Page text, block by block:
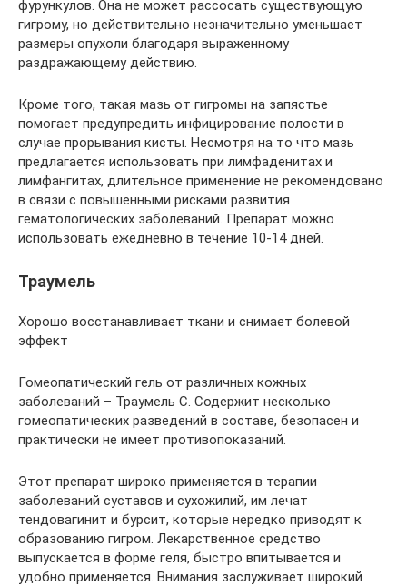
фурункулов. Она не может рассосать существующую
гигрому, но действительно незначительно уменьшает
размеры опухоли благодаря выраженному
раздражающему действию.
Кроме того, такая мазь от гигромы на запястье
помогает предупредить инфицирование полости в
случае прорывания кисты. Несмотря на то что мазь
предлагается использовать при лимфаденитах и
лимфангитах, длительное применение не рекомендовано
в связи с повышенными рисками развития
гематологических заболеваний. Препарат можно
использовать ежедневно в течение 10-14 дней.
Траумель
Хорошо восстанавливает ткани и снимает болевой
эффект
Гомеопатический гель от различных кожных
заболеваний – Траумель С. Содержит несколько
гомеопатических разведений в составе, безопасен и
практически не имеет противопоказаний.
Этот препарат широко применяется в терапии
заболеваний суставов и сухожилий, им лечат
тендовагинит и бурсит, которые нередко приводят к
образованию гигром. Лекарственное средство
выпускается в форме геля, быстро впитывается и
удобно применяется. Внимания заслуживает широкий